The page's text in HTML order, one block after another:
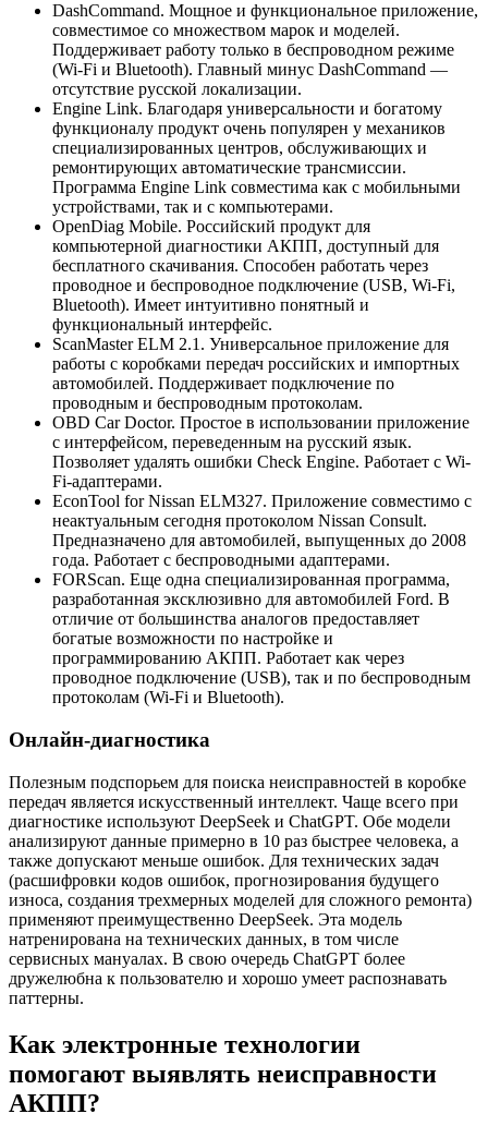
DashCommand. Мощное и функциональное приложение,
совместимое со множеством марок и моделей.
Поддерживает работу только в беспроводном режиме
(Wi-Fi и Bluetooth). Главный минус DashCommand —
отсутствие русской локализации.
Engine Link. Благодаря универсальности и богатому
функционалу продукт очень популярен у механиков
специализированных центров, обслуживающих и
ремонтирующих автоматические трансмиссии.
Программа Engine Link совместима как с мобильными
устройствами, так и с компьютерами.
OpenDiag Mobile. Российский продукт для
компьютерной диагностики АКПП, доступный для
бесплатного скачивания. Способен работать через
проводное и беспроводное подключение (USB, Wi-Fi,
Bluetooth). Имеет интуитивно понятный и
функциональный интерфейс.
ScanMaster ELM 2.1. Универсальное приложение для
работы с коробками передач российских и импортных
автомобилей. Поддерживает подключение по
проводным и беспроводным протоколам.
OBD Car Doctor. Простое в использовании приложение
с интерфейсом, переведенным на русский язык.
Позволяет удалять ошибки Check Engine. Работает с Wi-
Fi-адаптерами.
EconTool for Nissan ELM327. Приложение совместимо с
неактуальным сегодня протоколом Nissan Consult.
Предназначено для автомобилей, выпущенных до 2008
года. Работает с беспроводными адаптерами.
FORScan. Еще одна специализированная программа,
разработанная эксклюзивно для автомобилей Ford. В
отличие от большинства аналогов предоставляет
богатые возможности по настройке и
программированию АКПП. Работает как через
проводное подключение (USB), так и по беспроводным
протоколам (Wi-Fi и Bluetooth).
Онлайн-диагностика
Полезным подспорьем для поиска неисправностей в коробке
передач является искусственный интеллект. Чаще всего при
диагностике используют DeepSeek и ChatGPT. Обе модели
анализируют данные примерно в 10 раз быстрее человека, а
также допускают меньше ошибок. Для технических задач
(расшифровки кодов ошибок, прогнозирования будущего
износа, создания трехмерных моделей для сложного ремонта)
применяют преимущественно DeepSeek. Эта модель
натренирована на технических данных, в том числе
сервисных мануалах. В свою очередь ChatGPT более
дружелюбна к пользователю и хорошо умеет распознавать
паттерны.
Как электронные технологии
помогают выявлять неисправности
АКПП?